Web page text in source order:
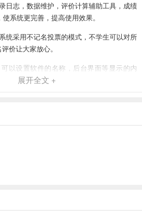
日志，数据维护，评价计算辅助工具，成绩
系统更完善，提高使用效果。
统采用不记名投票的模式，不学生可以对所
价让大家放心。
以设置软件的名称，后台界面等显示的内
系统。欢迎定制学校，企业系统及软件开
面
展开全文 +